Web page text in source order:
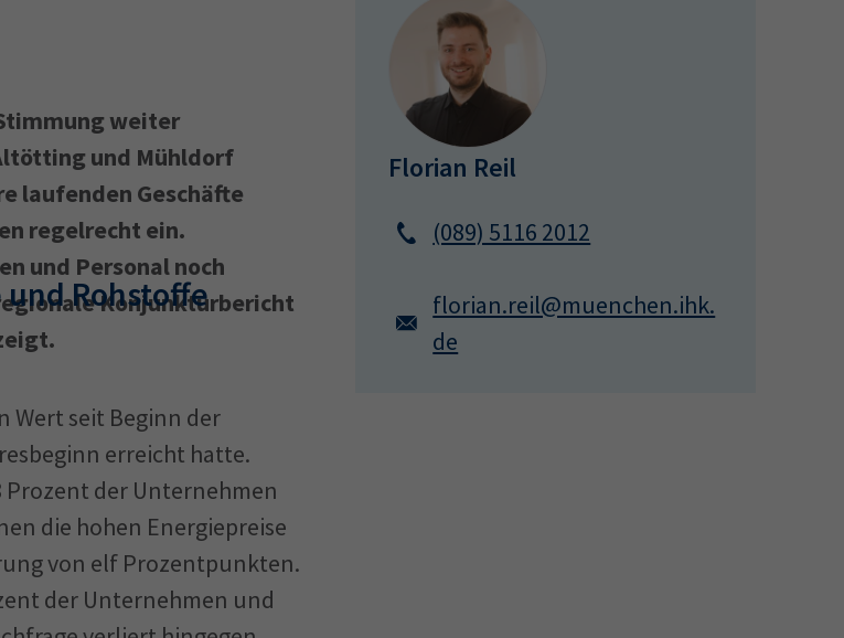
meistgesuchten Begriffen vorauswählen
Sachkundeprüfung
weiter
und Mühldorf
laufenden Geschäfte
regelrecht ein.
und Personal noch
Konjunkturbericht
Rohstoffe
Wert seit Beginn der
erreicht hatte.
Prozent der Unternehmen
die hohen Energiepreise
von elf Prozentpunkten.
der Unternehmen und
Florian Reil
(089) 5116 2012
florian.reil@muenchen.ihk.
de